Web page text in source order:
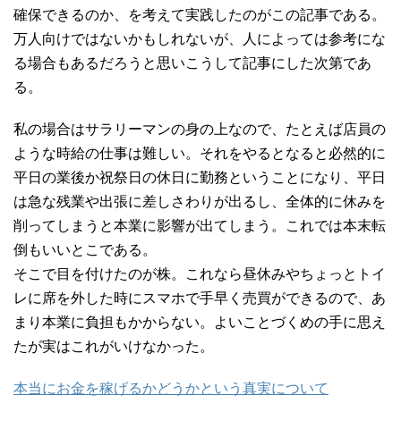
確保できるのか、を考えて実践したのがこの記事である。
万人向けではないかもしれないが、人によっては参考にな
る場合もあるだろうと思いこうして記事にした次第であ
る。
私の場合はサラリーマンの身の上なので、たとえば店員の
ような時給の仕事は難しい。それをやるとなると必然的に
平日の業後か祝祭日の休日に勤務ということになり、平日
は急な残業や出張に差しさわりが出るし、全体的に休みを
削ってしまうと本業に影響が出てしまう。これでは本末転
倒もいいとこである。
そこで目を付けたのが株。これなら昼休みやちょっとトイ
レに席を外した時にスマホで手早く売買ができるので、あ
まり本業に負担もかからない。よいことづくめの手に思え
たが実はこれがいけなかった。
本当にお金を稼げるかどうかという真実について